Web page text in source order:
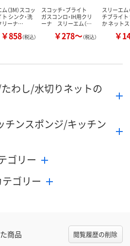
（3M）スコッ
シンク・洗
リーナ…
￥858（税込）
スコッチ・ブライト
ガスコンロ・IH用クリ
ーナ スリーエム（…
￥278～（税込）
スリーエム
チブライ
か ネット
￥
わし/水切りネットの
チンスポンジ/キッチン
ゴリー
テゴリー
商品 閲覧履歴の削除